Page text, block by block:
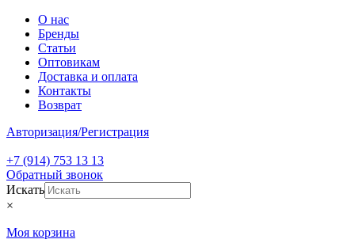
О нас
Бренды
Статьи
Оптовикам
Доставка и оплата
Контакты
Возврат
Авторизация/Регистрация
+7 (914) 753 13 13
Обратный звонок
Искать
×
Моя корзина